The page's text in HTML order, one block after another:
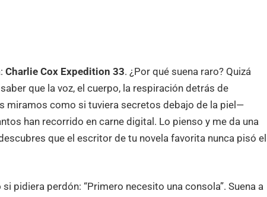
Charlie Cox Expedition 33. ¿Por qué suena raro? Quizá
que la voz, el cuerpo, la respiración detrás de
miramos como si tuviera secretos debajo de la piel—
han recorrido en carne digital. Lo pienso y me da una
que el escritor de tu novela favorita nunca pisó el
pidiera perdón: “Primero necesito una consola”. Suena a